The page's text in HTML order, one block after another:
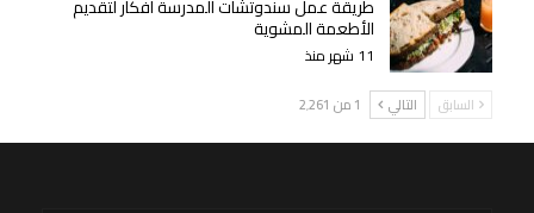
طريقة عمل سندوتشات المدرسة أفكار لتقديم
الأطعمة المشوية
11 شهر منذ
السابق التالي 1 من 2٬261